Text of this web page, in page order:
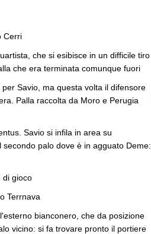
Cerri
che si esibisce in un difficile tiro
che era terminata comunque fuori
Savio, ma questa volta il difensore
Palla raccolta da Moro e Perugia
Savio si infila in area su
palo dove è in agguato Deme:
di gioco
Terrnava
bianconero, che da posizione
vicino: si fa trovare pronto il portiere